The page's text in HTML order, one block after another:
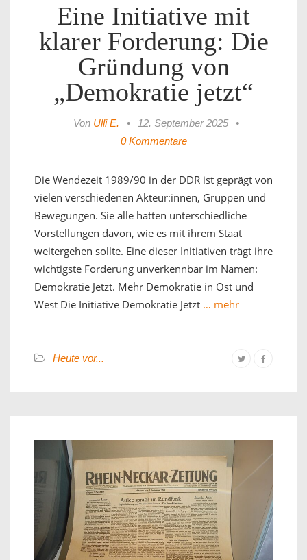
Eine Initiative mit
klarer Forderung: Die
Gründung von
„Demokratie jetzt“
Von Ulli E. • 12. September 2025
•
0 Kommentare
Die Wendezeit 1989/90 in der DDR ist geprägt von
vielen verschiedenen Akteur:innen, Gruppen und
Bewegungen. Sie alle hatten unterschiedliche
Vorstellungen davon, wie es mit ihrem Staat
weitergehen sollte. Eine dieser Initiativen trägt ihre
wichtigste Forderung unverkennbar im Namen:
Demokratie Jetzt. Mehr Demokratie in Ost und
West Die Initiative Demokratie Jetzt … mehr
Heute vor...